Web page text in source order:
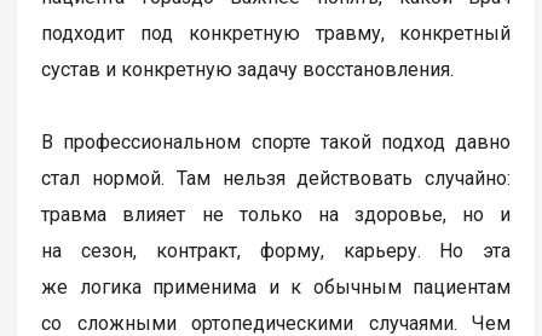
подходит под конкретную травму, конкретный
сустав и конкретную задачу восстановления.
В профессиональном спорте такой подход давно
стал нормой. Там нельзя действовать случайно:
травма влияет не только на здоровье, но и
на сезон, контракт, форму, карьеру. Но эта
же логика применима и к обычным пациентам
со сложными ортопедическими случаями. Чем